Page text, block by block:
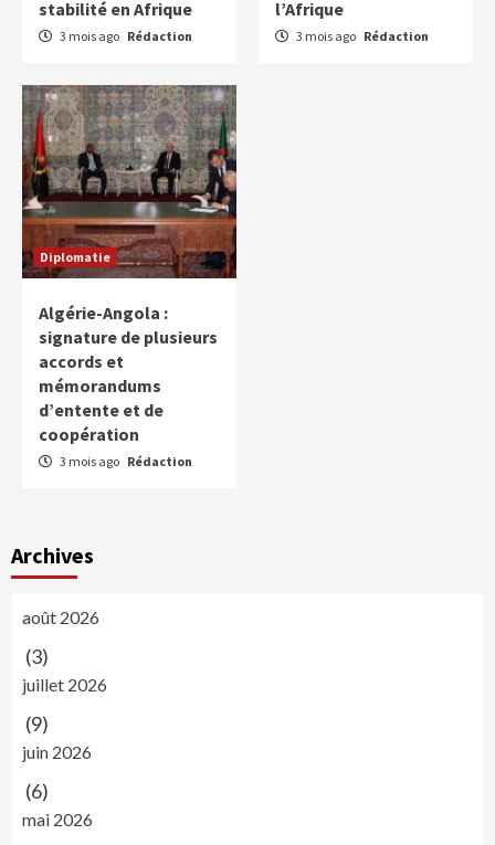
stabilité en Afrique
3 mois ago Rédaction
l’Afrique
3 mois ago Rédaction
Diplomatie
Algérie-Angola :
signature de plusieurs
accords et
mémorandums
d’entente et de
coopération
3 mois ago Rédaction
Archives
août 2026
(3)
juillet 2026
(9)
juin 2026
(6)
mai 2026